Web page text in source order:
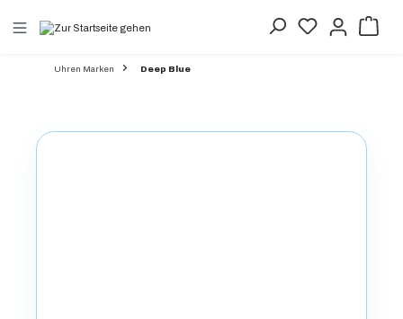
Uhren Marken Deep Blue